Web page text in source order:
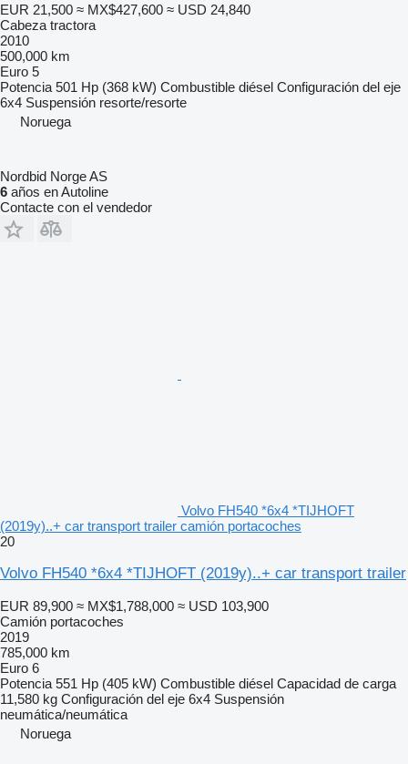
EUR 21,500 ≈ MX$427,600 ≈ USD 24,840
Cabeza tractora
2010
500,000 km
Euro 5
Potencia 501 Hp (368 kW) Combustible diésel Configuración del eje
6x4 Suspensión resorte/resorte
Noruega
Nordbid Norge AS
6 años en Autoline
Contacte con el vendedor
Volvo FH540 *6x4 *TIJHOFT
(2019y)..+ car transport trailer camión portacoches
20
Volvo FH540 *6x4 *TIJHOFT (2019y)..+ car transport trailer
EUR 89,900 ≈ MX$1,788,000 ≈ USD 103,900
Camión portacoches
2019
785,000 km
Euro 6
Potencia 551 Hp (405 kW) Combustible diésel Capacidad de carga
11,580 kg Configuración del eje 6x4 Suspensión
neumática/neumática
Noruega